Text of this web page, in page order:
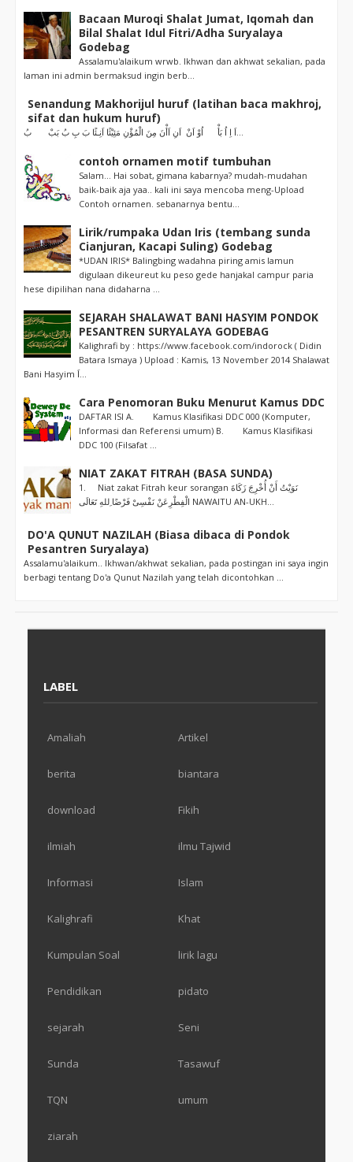
Bacaan Muroqi Shalat Jumat, Iqomah dan
Bilal Shalat Idul Fitri/Adha Suryalaya
Godebag
Assalamu'alaikum wrwb. Ikhwan dan akhwat sekalian, pada
laman ini admin bermaksud ingin berb...
Senandung Makhorijul huruf (latihan baca makhroj,
sifat dan hukum huruf)
اَ اِ اُ بَأْ اُوْ اَنْ اَنِ اَأْنَ مِنَ الْمُؤْنِ مَئِيْئًا اَنِـئًا بَ بِ بُ بَبْ بُ...
contoh ornamen motif tumbuhan
Salam... Hai sobat, gimana kabarnya? mudah-mudahan
baik-baik aja yaa.. kali ini saya mencoba meng-Upload
Contoh ornamen. sebanarnya bentu...
Lirik/rumpaka Udan Iris (tembang sunda
Cianjuran, Kacapi Suling) Godebag
*UDAN IRIS* Balingbing wadahna piring amis lamun
digulaan dikeureut ku peso gede hanjakal campur paria
hese dipilihan nana didaharna ...
SEJARAH SHALAWAT BANI HASYIM PONDOK
PESANTREN SURYALAYA GODEBAG
Kalighrafi by : https://www.facebook.com/indorock ( Didin
Batara Ismaya ) Upload : Kamis, 13 November 2014 Shalawat
Bani Hasyim اَ...
Cara Penomoran Buku Menurut Kamus DDC
DAFTAR ISI A. Kamus Klasifikasi DDC 000 (Komputer,
Informasi dan Referensi umum) B. Kamus Klasifikasi
DDC 100 (Filsafat ...
NIAT ZAKAT FITRAH (BASA SUNDA)
1. Niat zakat Fitrah keur sorangan نَوَيْتُ أَنْ أُخْرِجَ زَكَاةَ
الْفِطْرِعَنْ نَفْسِىْ فَرْضًا ِللهِ تَعَالَى NAWAITU AN-UKH...
DO'A QUNUT NAZILAH (Biasa dibaca di Pondok
Pesantren Suryalaya)
Assalamu'alaikum.. Ikhwan/akhwat sekalian, pada postingan ini saya ingin
berbagi tentang Do'a Qunut Nazilah yang telah dicontohkan ...
LABEL
Amaliah Artikel
berita biantara
download Fikih
ilmiah ilmu Tajwid
Informasi Islam
Kalighrafi Khat
Kumpulan Soal lirik lagu
Pendidikan pidato
sejarah Seni
Sunda Tasawuf
TQN umum
ziarah